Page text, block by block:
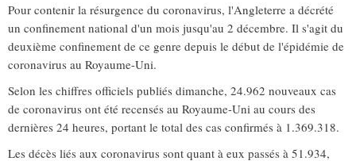
Pour contenir la résurgence du coronavirus, l'Angleterre a décrété
un confinement national d'un mois jusqu'au 2 décembre. Il s'agit du
deuxième confinement de ce genre depuis le début de l'épidémie de
coronavirus au Royaume-Uni.
Selon les chiffres officiels publiés dimanche, 24.962 nouveaux cas
de coronavirus ont été recensés au Royaume-Uni au cours des
dernières 24 heures, portant le total des cas confirmés à 1.369.318.
Les décès liés aux coronavirus sont quant à eux passés à 51.934,